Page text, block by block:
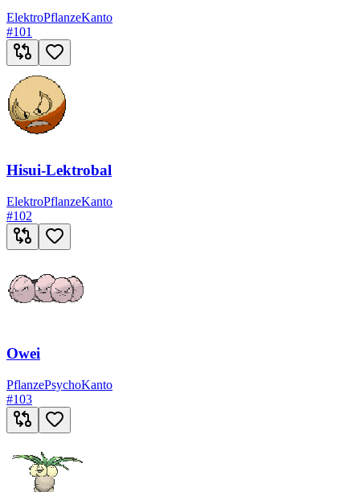
ElektroPflanzeKanto
#101
Hisui-Lektrobal
ElektroPflanzeKanto
#102
Owei
PflanzePsychoKanto
#103